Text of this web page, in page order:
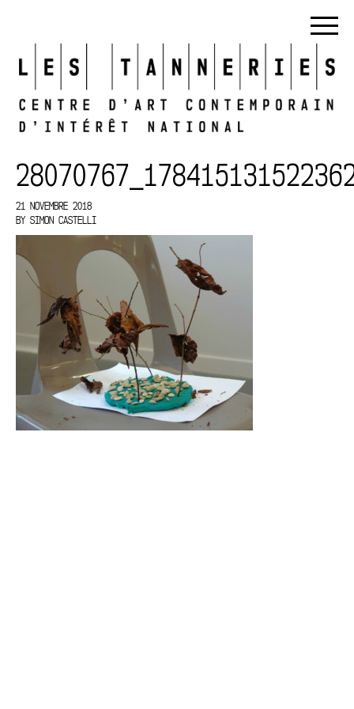
21 NOVEMBRE 2018
BY SIMON CASTELLI